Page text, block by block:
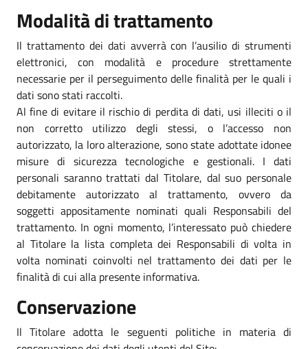
Modalità di trattamento
Il trattamento dei dati avverrà con l’ausilio di strumenti
elettronici, con modalità e procedure strettamente
necessarie per il perseguimento delle finalità per le quali i
dati sono stati raccolti.
Al fine di evitare il rischio di perdita di dati, usi illeciti o il
non corretto utilizzo degli stessi, o l’accesso non
autorizzato, la loro alterazione, sono state adottate idonee
misure di sicurezza tecnologiche e gestionali. I dati
personali saranno trattati dal Titolare, dal suo personale
debitamente autorizzato al trattamento, ovvero da
soggetti appositamente nominati quali Responsabili del
trattamento. In ogni momento, l’interessato può chiedere
al Titolare la lista completa dei Responsabili di volta in
volta nominati coinvolti nel trattamento dei dati per le
finalità di cui alla presente informativa.
Conservazione
Il Titolare adotta le seguenti politiche in materia di